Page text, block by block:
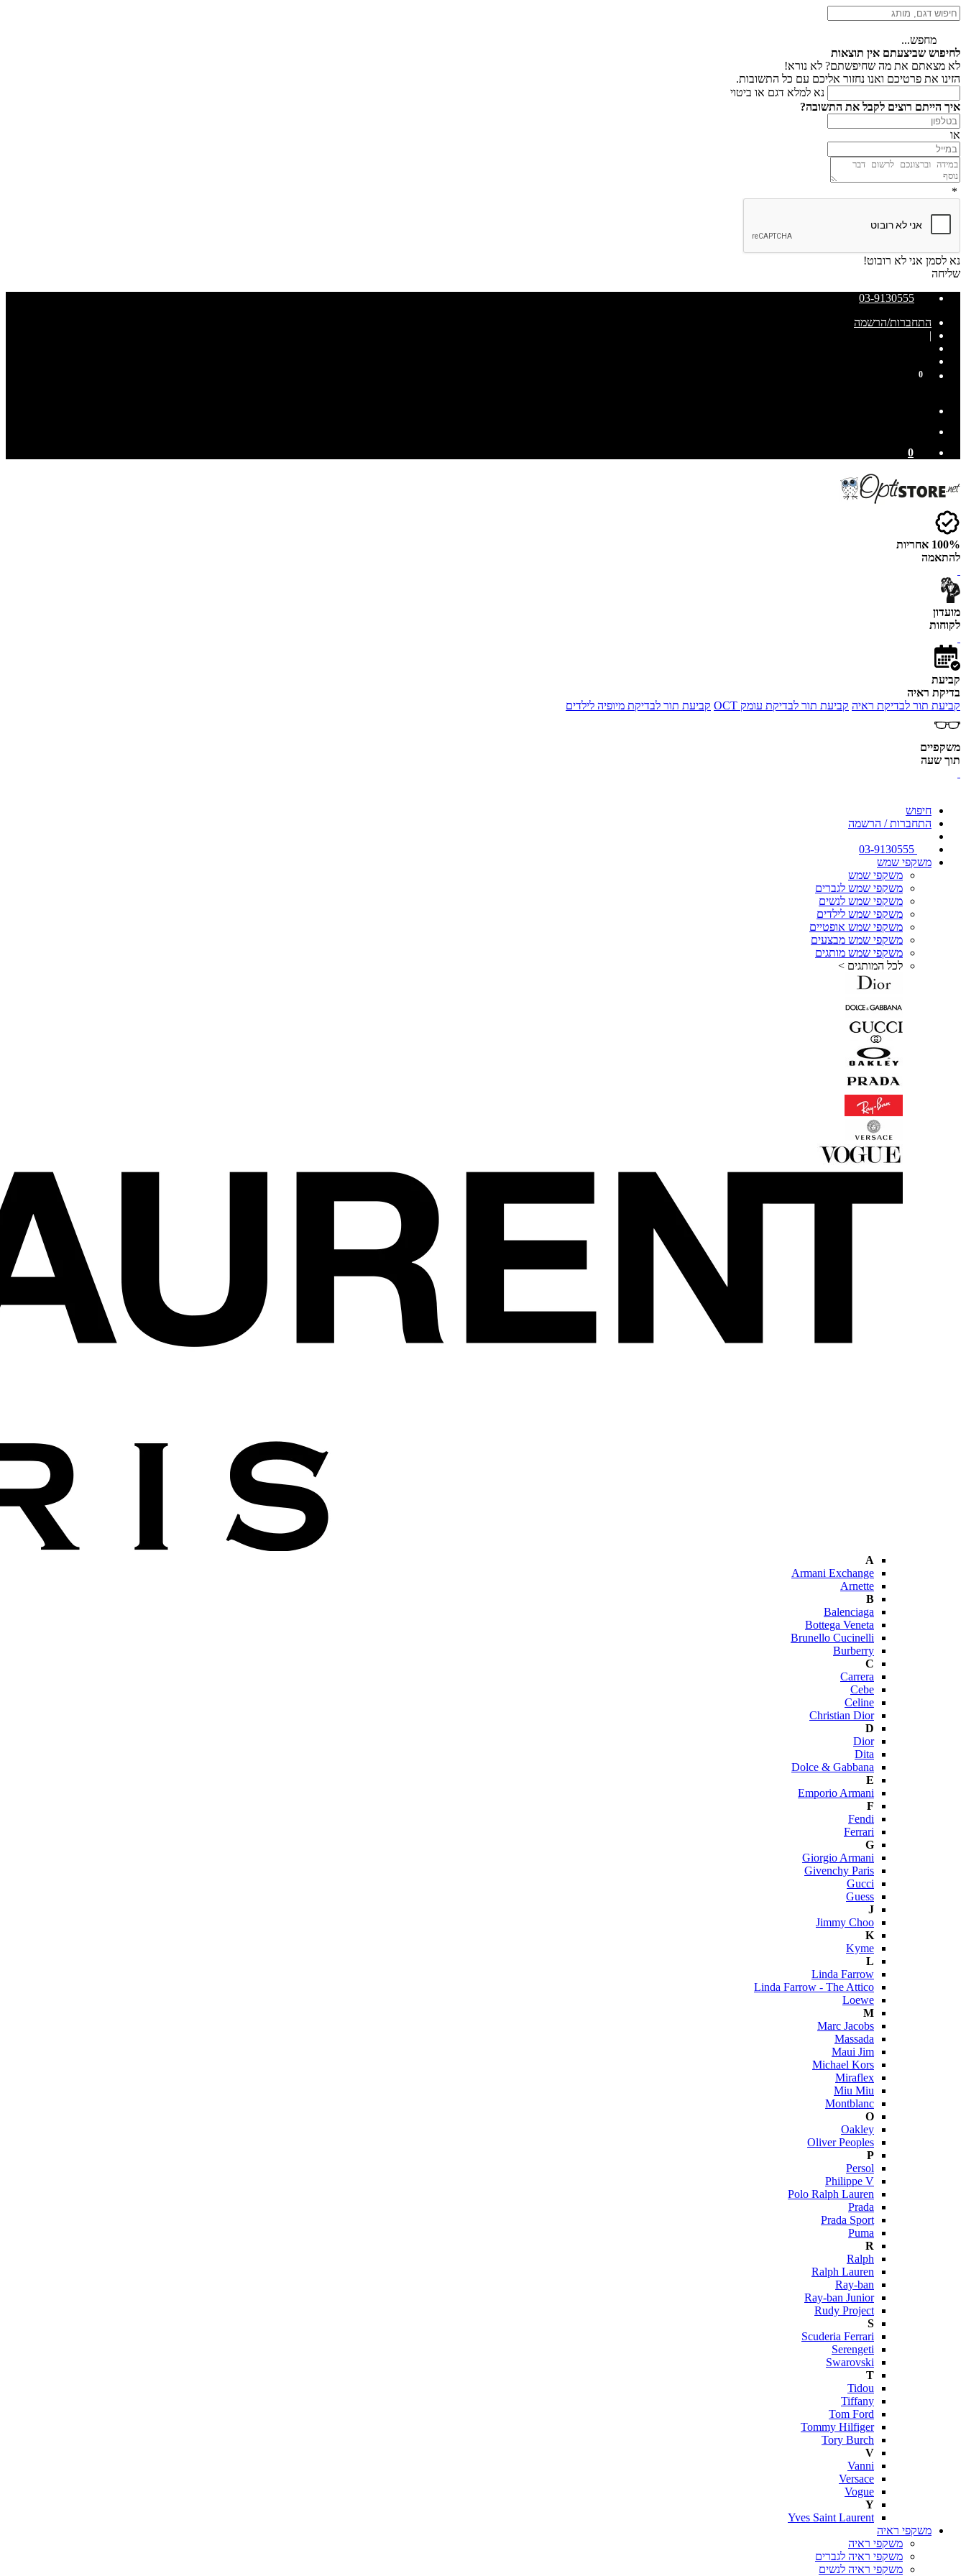
מחפש...
לחיפוש שביצעתם אין תוצאות
לא מצאתם את מה שחיפשתם? לא נורא!
הזינו את פרטיכם ואנו נחזור אליכם עם כל התשובות.
נא למלא דגם או ביטוי
איך הייתם רוצים לקבל את התשובה?
או
*
נא לסמן אני לא רובוט!
שליחה
03-9130555
התחברות/הרשמה
|
0
0
100% אחריות
להתאמה
מועדון
לקוחות
קביעת
בדיקת ראיה
קביעת תור לבדיקת ראיה קביעת תור לבדיקת עומק OCT קביעת תור לבדיקת מיופיה לילדים
משקפיים
תוך שעה
חיפוש
התחברות / הרשמה
משקפי שמש
משקפי שמש
משקפי שמש לגברים
משקפי שמש לנשים
משקפי שמש לילדים
משקפי שמש אופטיים
משקפי שמש מבצעים
משקפי שמש מותגים
לכל המותגים >
A
Armani Exchange
Arnette
B
Balenciaga
Bottega Veneta
Brunello Cucinelli
Burberry
C
Carrera
Cebe
Celine
Christian Dior
D
Dior
Dita
Dolce & Gabbana
E
Emporio Armani
F
Fendi
Ferrari
G
Giorgio Armani
Givenchy Paris
Gucci
Guess
J
Jimmy Choo
K
Kyme
L
Linda Farrow
Linda Farrow - The Attico
Loewe
M
Marc Jacobs
Massada
Maui Jim
Michael Kors
Miraflex
Miu Miu
Montblanc
O
Oakley
Oliver Peoples
P
Persol
Philippe V
Polo Ralph Lauren
Prada
Prada Sport
Puma
R
Ralph
Ralph Lauren
Ray-ban
Ray-ban Junior
Rudy Project
S
Scuderia Ferrari
Serengeti
Swarovski
T
Tidou
Tiffany
Tom Ford
Tommy Hilfiger
Tory Burch
V
Vanni
Versace
Vogue
Y
Yves Saint Laurent
משקפי ראיה
משקפי ראיה
משקפי ראיה לגברים
משקפי ראיה לנשים